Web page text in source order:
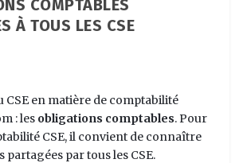
COMPTABLES
À TOUS LES CSE
CSE en matière de comptabilité
: les obligations comptables. Pour
CSE, il convient de connaître
partagées par tous les CSE.